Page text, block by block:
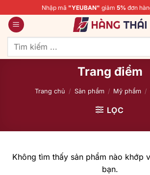
qua
nội
dung
Nhập mã "YEUBAN" giảm 5% đơn
Tìm
Trang điểm
Trang chủ / Sản phẩm / Mỹ phẩm /
LỌC
Không tìm thấy sản phẩm nào khớp
bạn.